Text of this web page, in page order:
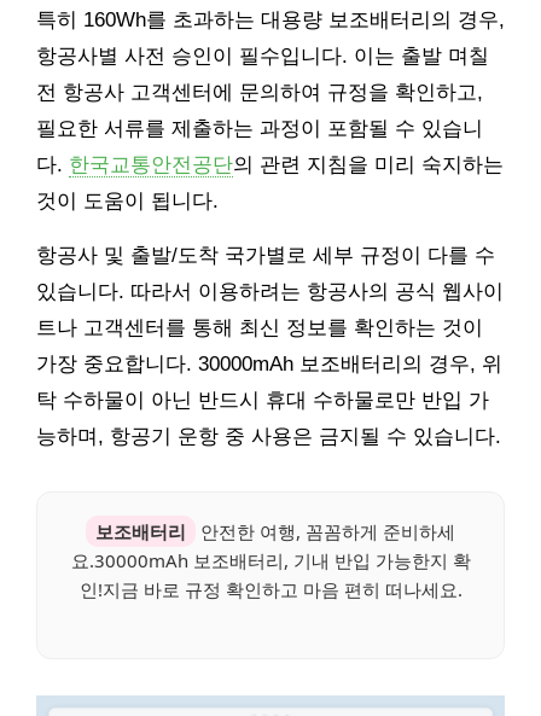
특히 160Wh를 초과하는 대용량 보조배터리의 경우,
항공사별 사전 승인이 필수입니다. 이는 출발 며칠
전 항공사 고객센터에 문의하여 규정을 확인하고,
필요한 서류를 제출하는 과정이 포함될 수 있습니
다. 한국교통안전공단의 관련 지침을 미리 숙지하는
것이 도움이 됩니다.
항공사 및 출발/도착 국가별로 세부 규정이 다를 수
있습니다. 따라서 이용하려는 항공사의 공식 웹사이
트나 고객센터를 통해 최신 정보를 확인하는 것이
가장 중요합니다. 30000mAh 보조배터리의 경우, 위
탁 수하물이 아닌 반드시 휴대 수하물로만 반입 가
능하며, 항공기 운항 중 사용은 금지될 수 있습니다.
보조배터리
안전한 여행, 꼼꼼하게 준비하세
요.30000mAh 보조배터리, 기내 반입 가능한지 확
인!지금 바로 규정 확인하고 마음 편히 떠나세요.